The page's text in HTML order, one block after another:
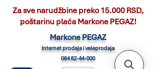
Markone PEGAZ
Internet prodaja i veleprodaja
064 82-44-000
Za sve narudžbine preko 15.000 RSD,
poštarinu plaća Markone PEGAZ!